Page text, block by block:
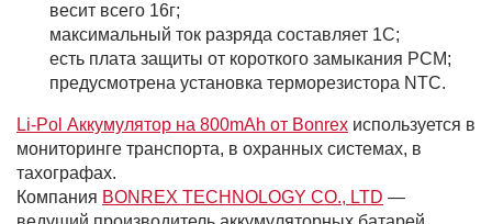
весит всего 16г;
максимальный ток разряда составляет 1С;
есть плата защиты от короткого замыкания PCM;
предусмотрена установка терморезистора NTC.
Li-Pol Аккумулятор на 800mAh от Bonrex используется в
мониторинге транспорта, в охранных системах, в
тахографах.
Компания BONREX TECHNOLOGY CO., LTD —